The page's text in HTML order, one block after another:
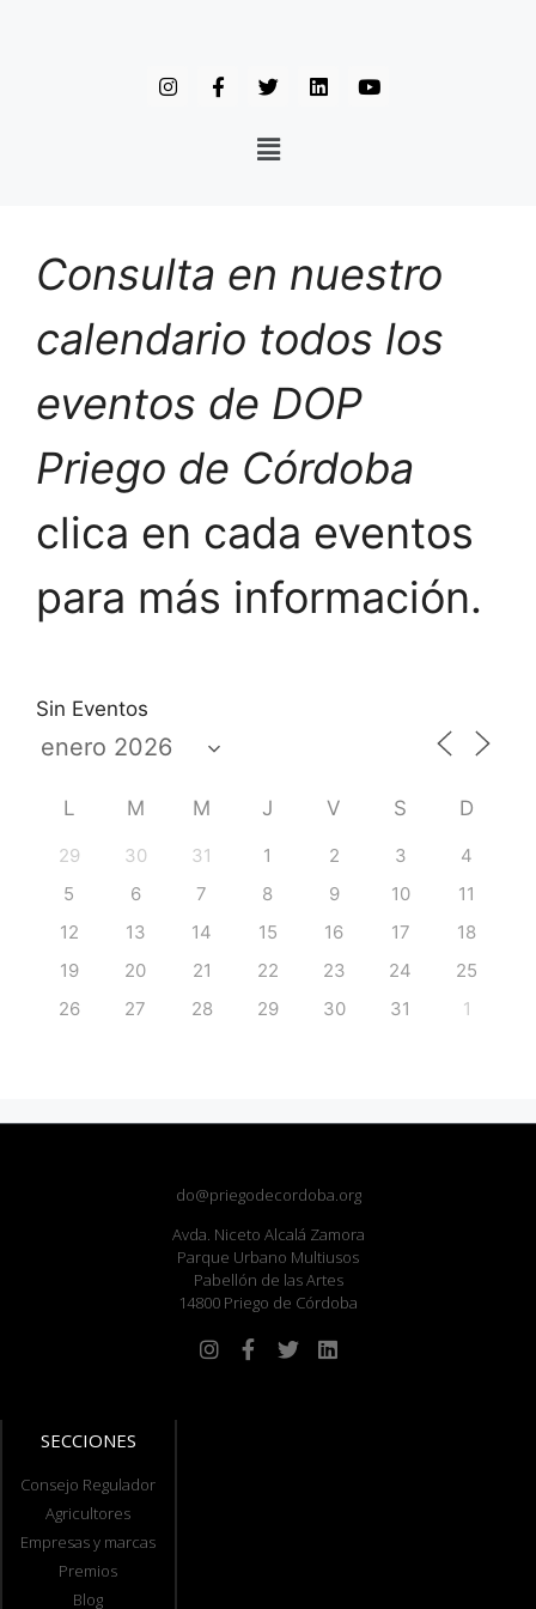
Consulta en nuestro
calendario todos los
eventos de DOP
Priego de Córdoba
clica en cada eventos
para más información.
Sin Eventos
L M M J V S D
29 30 31 1 2 3
4
5
6 7 8 9 10
11
12
13 14 15 16 17
18
19
20 21 22 23 24
25
26
27 28 29 30 31 1
do@priegodecordoba.org
Avda. Niceto Alcalá Zamora
Parque Urbano Multiusos
Pabellón de las Artes
14800 Priego de Córdoba
SECCIONES
Consejo Regulador
Agricultores
Empresas y marcas
Premios
Blog